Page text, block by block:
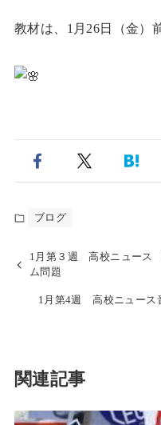
教材は、1月26日（金）
ブログ
1月第３週 高校ニュース
ム問題
1月第4週 高校ニュース
関連記事